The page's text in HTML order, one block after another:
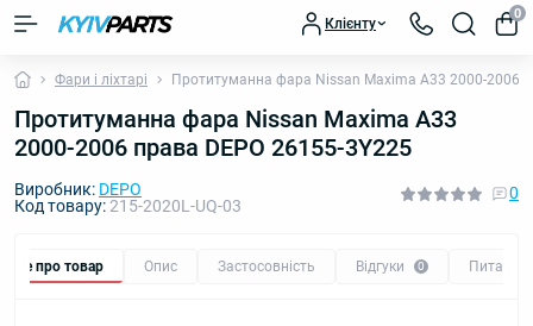
Клієнту
0
Фари і ліхтарі Протитуманна фара Nissan Maxima A33 2000-2006
Протитуманна фара Nissan Maxima A33
2000-2006 права DEPO 26155-3Y225
Виробник: DEPO
Код товару:215-2020L-UQ-03
0
Все про товар Опис Застосовність Відгуки 0 Питання